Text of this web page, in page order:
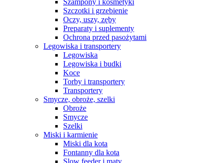
Szampony i kosmetyki
Szczotki i grzebienie
Oczy, uszy, zęby
Preparaty i suplementy
Ochrona przed pasożytami
Legowiska i transportery
Legowiska
Legowiska i budki
Koce
Torby i transportery
Transportery
Smycze, obroże, szelki
Obroże
Smycze
Szelki
Miski i karmienie
Miski dla kota
Fontanny dla kota